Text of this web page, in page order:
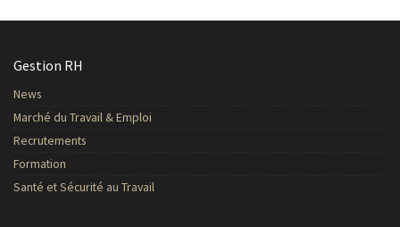
Gestion RH
News
Marché du Travail & Emploi
Recrutements
Formation
Santé et Sécurité au Travail